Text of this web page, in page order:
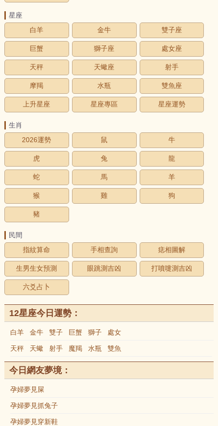
星座
白羊
金牛 雙子座
巨蟹 獅子座 處女座
天秤 天蠍座 射手
摩羯 水瓶 雙魚座
上升星座 星座專區 星座運勢
生肖
2026運勢
鼠 牛
虎 兔 龍
蛇 馬 羊
猴 雞 狗
豬
民間
指紋算命
手相查詢 痣相圖解
生男生女預測 眼跳測吉凶 打噴嚏測吉凶
六爻占卜
12星座今日運勢：
白羊 金牛 雙子 巨蟹 獅子 處女
天秤 天蠍 射手 魔羯 水瓶 雙魚
今日網友夢境：
孕婦夢見屎
孕婦夢見抓兔子
孕婦夢見穿新鞋